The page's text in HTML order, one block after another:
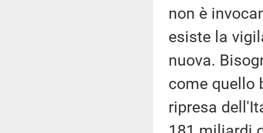
non è
esiste la
nuova.
come quello
ripresa